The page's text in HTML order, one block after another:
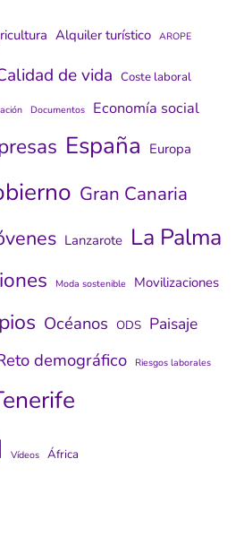
Alquiler turístico AROPE
de vida Coste laboral
Documentos Economía social
España Europa
Gran Canaria
Lanzarote La Palma
Moda sostenible Movilizaciones
Océanos ODS Paisaje
demográfico Riesgos laborales
Vídeos África